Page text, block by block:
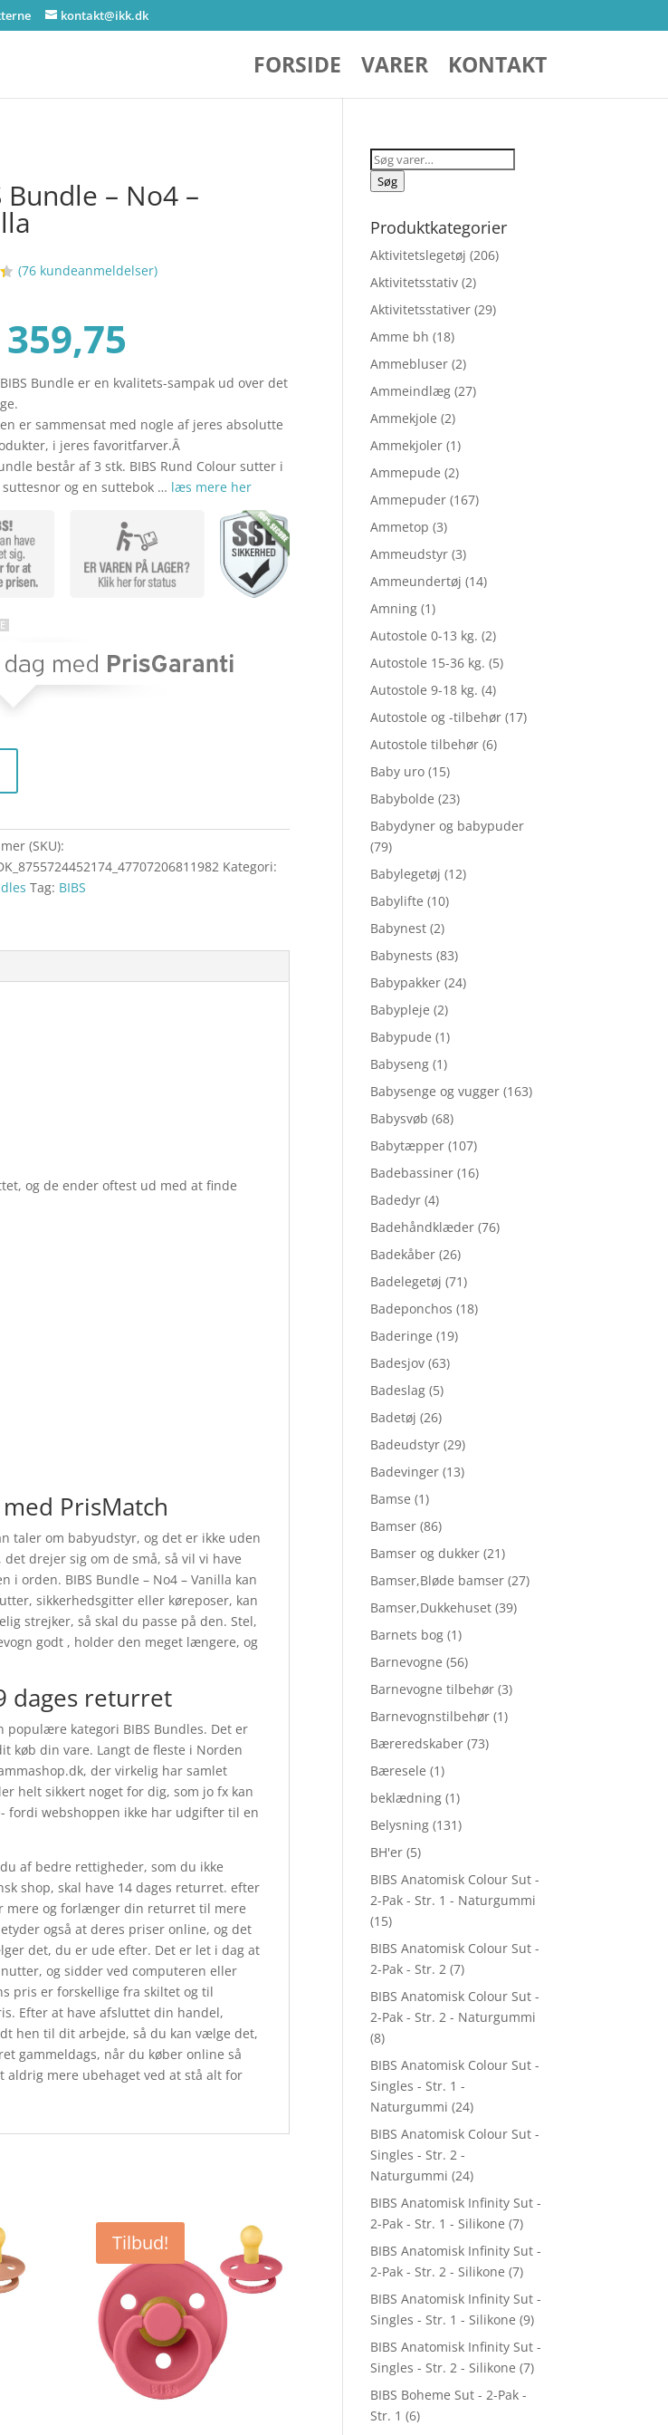
kontakt@ikk.dk
FORSIDE VARER KONTAKT
Bundle – No4 –
(76kundeanmeldelser)
359,75
Bundle er en kvalitets-sampak ud over det
er sammensat med nogle af jeres absolutte
i jeres favoritfarver.Â
består af 3 stk. BIBS Rund Colour sutter i
og en suttebok … læs mere her
(SKU):
Kategori:
Tag: BIBS
og de ender oftest ud med at finde
PrisMatch
taler om babyudstyr, og det er ikke uden
drejer sig om de små, så vil vi have
i orden. BIBS Bundle – No4 – Vanilla kan
sikkerhedsgitter eller køreposer, kan
strejker, så skal du passe på den. Stel,
godt , holder den meget længere, og
dages returret
populære kategori BIBS Bundles. Det er
køb din vare. Langt de fleste i Norden
der virkelig har samlet
helt sikkert noget for dig, som jo fx kan
fordi webshoppen ikke har udgifter til en
af bedre rettigheder, som du ikke
shop, skal have 14 dages returret. efter
mere og forlænger din returret til mere
også at deres priser online, og det
det, du er ude efter. Det er let i dag at
og sidder ved computeren eller
pris er forskellige fra skiltet og til
Efter at have afsluttet din handel,
hen til dit arbejde, så du kan vælge det,
gammeldags, når du køber online så
mere ubehaget ved at stå alt for
Tilbud!
Søg
efter:
Søg
Produktkategorier
Aktivitetslegetøj (206)
Aktivitetsstativ (2)
Aktivitetsstativer (29)
Amme bh (18)
Ammebluser (2)
Ammeindlæg (27)
Ammekjole (2)
Ammekjoler (1)
Ammepude (2)
Ammepuder (167)
Ammetop (3)
Ammeudstyr (3)
Ammeundertøj (14)
Amning (1)
Autostole 0-13 kg. (2)
Autostole 15-36 kg. (5)
Autostole 9-18 kg. (4)
Autostole og -tilbehør (17)
Autostole tilbehør (6)
Baby uro (15)
Babybolde (23)
Babydyner og babypuder
(79)
Babylegetøj (12)
Babylifte (10)
Babynest (2)
Babynests (83)
Babypakker (24)
Babypleje (2)
Babypude (1)
Babyseng (1)
Babysenge og vugger (163)
Babysvøb (68)
Babytæpper (107)
Badebassiner (16)
Badedyr (4)
Badehåndklæder (76)
Badekåber (26)
Badelegetøj (71)
Badeponchos (18)
Baderinge (19)
Badesjov (63)
Badeslag (5)
Badetøj (26)
Badeudstyr (29)
Badevinger (13)
Bamse (1)
Bamser (86)
Bamser og dukker (21)
Bamser,Bløde bamser (27)
Bamser,Dukkehuset (39)
Barnets bog (1)
Barnevogne (56)
Barnevogne tilbehør (3)
Barnevognstilbehør (1)
Bæreredskaber (73)
Bæresele (1)
beklædning (1)
Belysning (131)
BH'er (5)
BIBS Anatomisk Colour Sut -
2-Pak - Str. 1 - Naturgummi
(15)
BIBS Anatomisk Colour Sut -
2-Pak - Str. 2 (7)
BIBS Anatomisk Colour Sut -
2-Pak - Str. 2 - Naturgummi
(8)
BIBS Anatomisk Colour Sut -
Singles - Str. 1 -
Naturgummi (24)
BIBS Anatomisk Colour Sut -
Singles - Str. 2 -
Naturgummi (24)
BIBS Anatomisk Infinity Sut -
2-Pak - Str. 1 - Silikone (7)
BIBS Anatomisk Infinity Sut -
2-Pak - Str. 2 - Silikone (7)
BIBS Anatomisk Infinity Sut -
Singles - Str. 1 - Silikone (9)
BIBS Anatomisk Infinity Sut -
Singles - Str. 2 - Silikone (7)
BIBS Boheme Sut - 2-Pak -
Str. 1 (6)